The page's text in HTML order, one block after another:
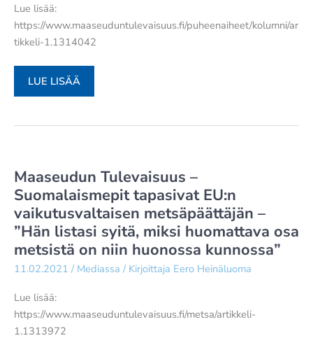
”VENÄLÄISIÄ
EI
KANNATA
LÄHTEÄ
OPETTAMAAN”,
NEUVOVAT
Lue lisää:
https://www.maaseuduntulevaisuus.fi/puheenaiheet/kolumni/ar
tikkeli-1.1314042
MAASEUDUN
TULEVAISUUS
VOITTIKO
LUE LISÄÄ
Maaseudun Tulevaisuus –
Suomalaismepit tapasivat EU:n
vaikutusvaltaisen metsäpäättäjän –
”Hän listasi syitä, miksi huomattava osa
metsistä on niin huonossa kunnossa”
11.02.2021 / Mediassa / Kirjoittaja Eero Heinäluoma
Lue lisää:
https://www.maaseuduntulevaisuus.fi/metsa/artikkeli-
1.1313972